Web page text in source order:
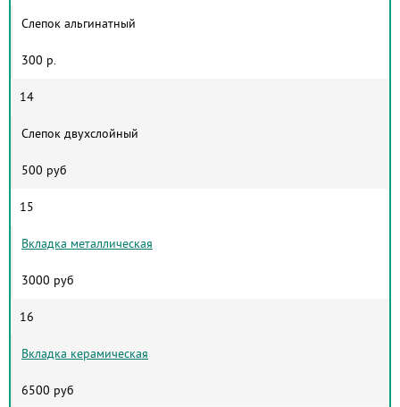
Слепок альгинатный
300 р.
14
Слепок двухслойный
500 руб
15
Вкладка металлическая
3000 руб
16
Вкладка керамическая
6500 руб